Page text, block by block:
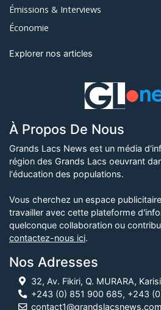
Émissions & Interviews
Économie
Explorer nos articles
À Propos De Nous
Grands Lacs News est un média
région des Grands Lacs oeuvrant
l'éducation des populations.
Vous cherchez un espace
travailler avec cette plateforme
quelconque collaboration ou
contactez-nous ici.
Nos Adresses
32, Av. Fikiri, Q. MURARA,
+243 (0) 851 900 685, +243
contact1@grandslacsnews.com